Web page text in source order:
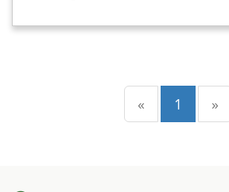
« Precedente
1 (current)
»